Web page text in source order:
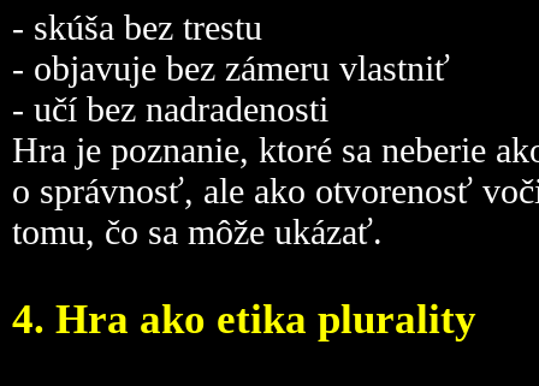
- skúša bez trestu
- objavuje bez zámeru vlastniť
- učí bez nadradenosti
Hra je poznanie, ktoré sa neberie
o správnosť, ale ako otvorenosť
tomu, čo sa môže ukázať.
4. Hra ako etika plurality